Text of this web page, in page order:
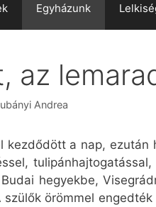
Egyházunk
az
Andrea
kezdődött a nap,
hegyekbe,
örömmel